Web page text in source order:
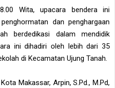
Wita, upacara bendera ini
dan penghargaan
berdedikasi dalam mendidik
ini dihadiri oleh lebih dari 35
di Kecamatan Ujung Tanah.
Makassar, Arpin, S.Pd., M.Pd,